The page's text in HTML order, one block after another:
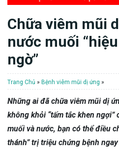
Chữa viêm mũi
nước muối
ngờ”
Trang Chủ » Bệnh viêm mũi dị ứng »
Những ai đã chữa viêm mũi dị
không khỏi “tấm tắc khen ngợi”
muối và nước, bạn có thể điều
thánh”trịtriệu chứng bệnh